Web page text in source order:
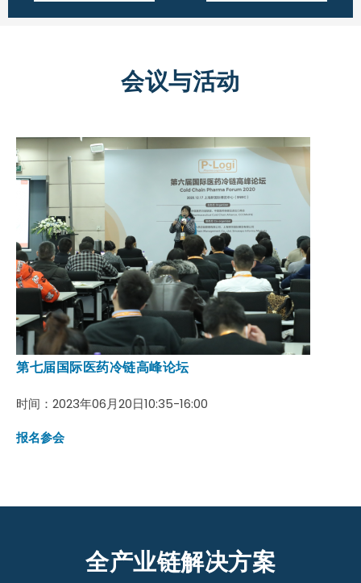
会议与活动
第七届国际医药冷链高峰论坛
时间：2023年06月20日10:35-16:00
报名参会
全产业链解决方案